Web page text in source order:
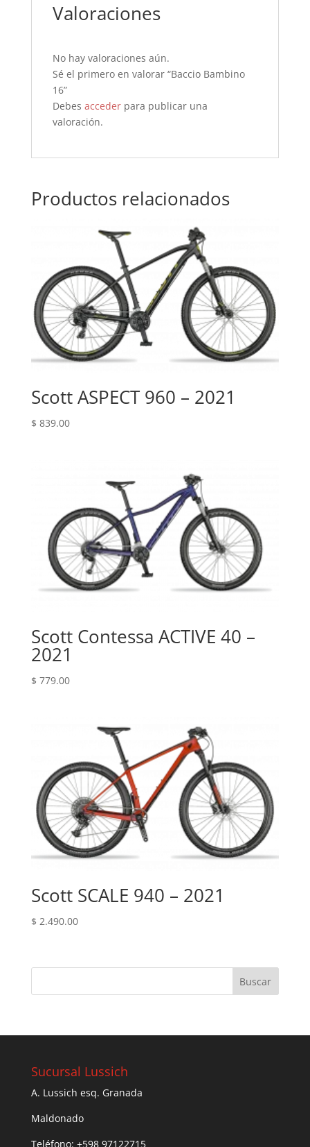
Valoraciones
No hay valoraciones aún.
Sé el primero en valorar “Baccio Bambino
16”
Debes accederpara publicar una
valoración.
Productos relacionados
Scott ASPECT 960 – 2021
$ 839.00
Scott Contessa ACTIVE 40 –
2021
$ 779.00
Scott SCALE 940 – 2021
$ 2.490.00
Sucursal Lussich
A. Lussich esq. Granada
Maldonado
Teléfono: +598 97122715